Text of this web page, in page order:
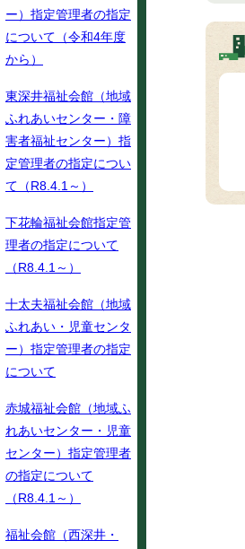
ー）指定管理者の指定
について（令和4年度
から）
東深井福祉会館（地域
ふれあいセンター・障
害者福祉センター）指
定管理者の指定につい
て（R8.4.1～）
下花輪福祉会館指定管
理者の指定について
（R8.4.1～）
十太夫福祉会館（地域
ふれあい・児童センタ
ー）指定管理者の指定
について
赤城福祉会館（地域ふ
れあいセンター・児童
センター）指定管理者
の指定について
（R8.4.1～）
福祉会館（西深井・